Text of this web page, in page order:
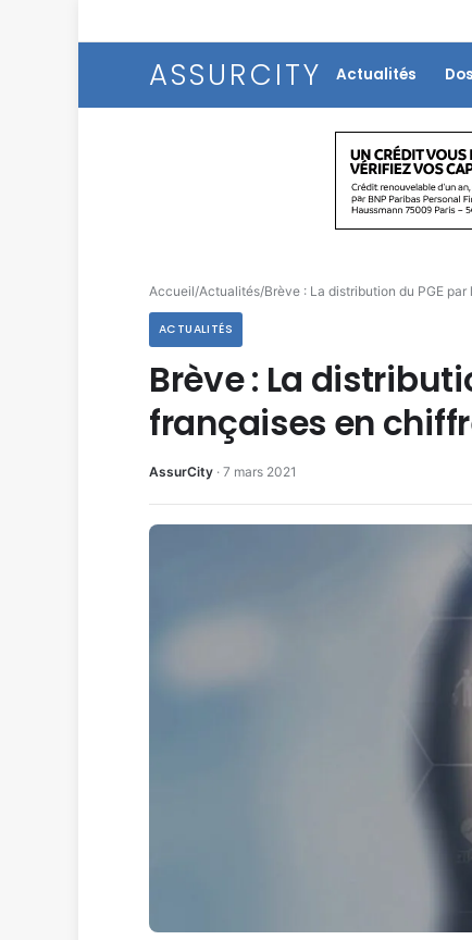
ASSURCITY Actualités
Accueil/Actualités/Brève : La distribution du PGE
ACTUALITÉS
Brève : La
françaises en
AssurCity · 7 mars 2021